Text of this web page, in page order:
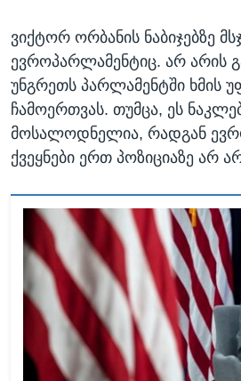
ვიქტორ ორბანის ნაბიჯებზე
ევროპარლამენტიც. არ არის
უნგრეთს პარლამენტში ხმის
ჩამოერთვას. თუმცა, ეს
მოსალოდნელია, რადგან
ქვეყნები ერთ პოზიციაზე არ